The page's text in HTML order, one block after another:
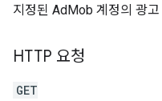
지정된 AdMob 계정의 광
HTTP 요청
GET